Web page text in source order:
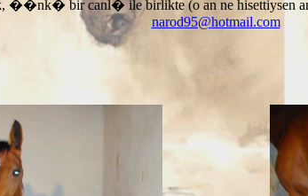
��nk� bir canl� ile birlikte (o an ne hisettiysen
narod95@hotmail.com